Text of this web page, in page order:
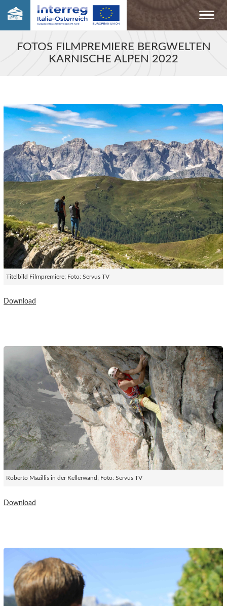
FOTOS FILMPREMIERE BERGWELTEN
KARNISCHE ALPEN 2022
Titelbild Filmpremiere; Foto: Servus TV
Download
Roberto Mazillis in der Kellerwand; Foto: Servus TV
Download